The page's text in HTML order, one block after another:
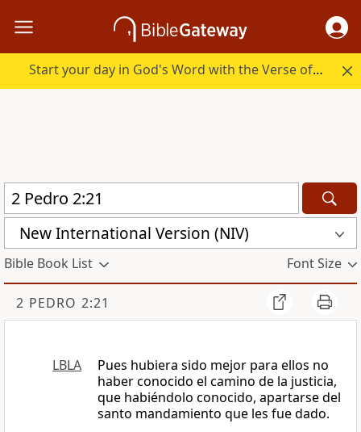
Start your day in God's Word with the Verse of the Day.
New International Version (NIV)
Bible Book List Font Size
2 PEDRO 2:21
LBLA
Pues hubiera sido mejor para ellos no
haber conocido el camino de la justicia,
que habiéndolo conocido, apartarse del
santo mandamiento que les fue dado.